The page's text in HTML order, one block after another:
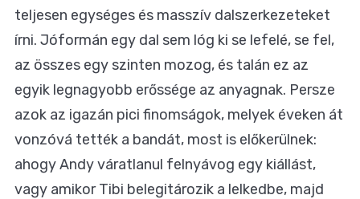
teljesen egységes és masszív dalszerkezeteket
írni. Jóformán egy dal sem lóg ki se lefelé, se fel,
az összes egy szinten mozog, és talán ez az
egyik legnagyobb erőssége az anyagnak. Persze
azok az igazán pici finomságok, melyek éveken át
vonzóvá tették a bandát, most is előkerülnek:
ahogy Andy váratlanul felnyávog egy kiállást,
vagy amikor Tibi belegitározik a lelkedbe, majd